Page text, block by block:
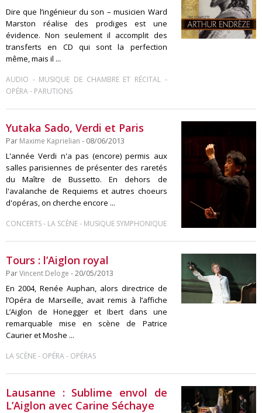
Dire que l’ingénieur du son – musicien Ward
Marston réalise des prodiges est une
évidence. Non seulement il accomplit des
transferts en CD qui sont la perfection
même, mais il ...
AUDIO - MUSIQUE DE CHAMBRE ET RÉCITAL-
OPÉRA- PARUTIONS
Yutaka Sado, Verdi et Paris
Par Maxime Kaprielian - 08/06/2013
L'année Verdi n'a pas (encore) permis aux
salles parisiennes de présenter des raretés
du Maître de Bussetto. En dehors de
l'avalanche de Requiems et autres choeurs
d'opéras, on cherche encore ...
CONCERTS- LA SCÈNE- MUSIQUE SYMPHONIQUE
Tours : l’Aiglon royal
ParVincent Deloge - 20/05/2013
En 2004, Renée Auphan, alors directrice de
l’Opéra de Marseille, avait remis à l’affiche
L’Aiglon de Honegger et Ibert dans une
remarquable mise en scène de Patrice
Caurier et Moshe ...
LA SCÈNE- OPÉRA- OPÉRAS
Lausanne : Sublime envol de
L’Aiglon avec Carine Séchaye